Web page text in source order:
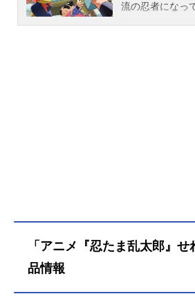
流の忍者になっ
とになってしま
だけど、忍たま
スケジュール
「アニメ『忍たま乱太郎』
品情報